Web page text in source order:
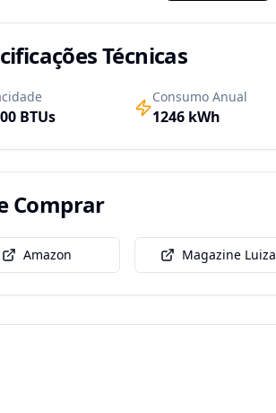
Técnicas
BTUs
Consumo Anual
1246 kWh
Comprar
Amazon Magazine Luiza